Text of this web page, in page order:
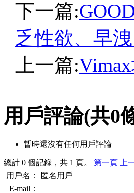
下一篇:
乏性欲、早
上一篇:
用戶評論(共0
暫時還沒有任何用戶評論
總計 0 個記錄，共 1 頁。 第一頁 上
用戶名：
匿名用戶
E-mail：